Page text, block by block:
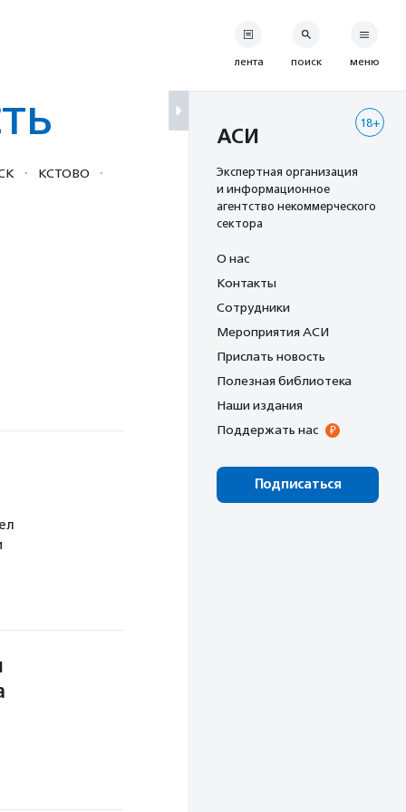
· КСТОВО ·
лента поиск меню
18+
АСИ
Экспертная организация
и информационное
агентство некоммерческого
сектора
О нас
Контакты
Сотрудники
Мероприятия АСИ
Прислать новость
Полезная библиотека
Наши издания
Поддержать нас
Подписаться